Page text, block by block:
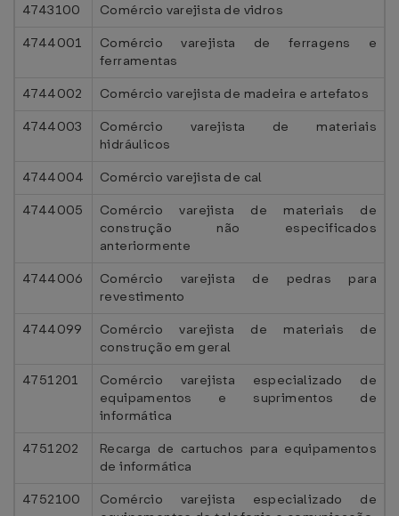
4743100
Comércio varejista de vidros
4744001
Comércio varejista de ferragens e
ferramentas
4744002
Comércio varejista de madeira e artefatos
4744003
Comércio varejista de materiais
hidráulicos
4744004
Comércio varejista de cal
4744005
Comércio varejista de materiais de
construção não especificados
anteriormente
4744006
Comércio varejista de pedras para
revestimento
4744099
Comércio varejista de materiais de
construção em geral
4751201
Comércio varejista especializado de
equipamentos e suprimentos de
informática
4751202
Recarga de cartuchos para equipamentos
de informática
4752100
Comércio varejista especializado de